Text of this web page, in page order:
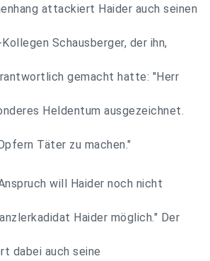
attackiert Haider auch seinen
Schausberger, der ihn,
gemacht hatte: "Herr
Heldentum ausgezeichnet.
Täter zu machen."
will Haider noch nicht
Haider möglich." Der
dabei auch seine